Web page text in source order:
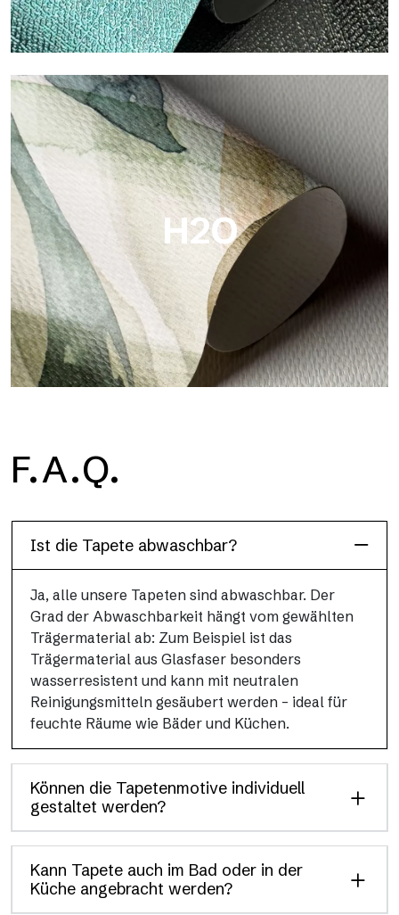
Metal
Metal ist die metallische Tapete von Tecnografica, mit
einzigartigen metallischen Reflexen, die Gold-, Silber-, Kupfer-
und satte Farben hervorheben.
H2O
H2O ist die wasserdichte Glasfaser-Badezimmertapete, ideal
für Duschkabinen und feuchte Umgebungen, mit hoher
F.A.Q.
Ist die Tapete abwaschbar?
Ja, alle unsere Tapeten sind abwaschbar. Der
Grad der Abwaschbarkeit hängt vom gewählten
Trägermaterial ab: Zum Beispiel ist das
Trägermaterial aus Glasfaser besonders
wasserresistent und kann mit neutralen
Reinigungsmitteln gesäubert werden – ideal für
feuchte Räume wie Bäder und Küchen.
Können die Tapetenmotive individuell
gestaltet werden?
Kann Tapete auch im Bad oder in der
Küche angebracht werden?